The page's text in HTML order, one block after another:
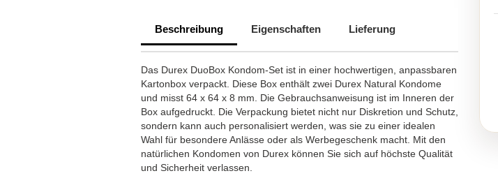
Personalisierte Pflegeprodukte
Durex Kondome personalisieren
Beschreibung Eigenschaften Lieferung
Das Durex DuoBox Kondom-Set ist in einer hochwertigen, anpassbaren
Kartonbox verpackt. Diese Box enthält zwei Durex Natural Kondome
und misst 64 x 64 x 8 mm. Die Gebrauchsanweisung ist im Inneren der
Box aufgedruckt. Die Verpackung bietet nicht nur Diskretion und Schutz,
sondern kann auch personalisiert werden, was sie zu einer idealen
Wahl für besondere Anlässe oder als Werbegeschenk macht. Mit den
natürlichen Kondomen von Durex können Sie sich auf höchste Qualität
und Sicherheit verlassen.